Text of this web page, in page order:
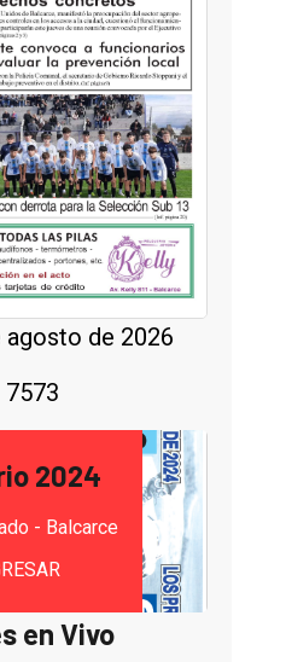
agosto de 2026
7573
2024
- Balcarce
en Vivo